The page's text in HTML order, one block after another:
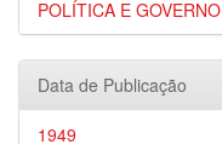
POLÍTICA E GOVERNO
Data de Publicação
1949